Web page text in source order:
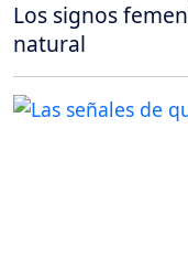
Los signos
natural